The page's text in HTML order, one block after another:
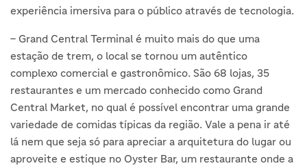
experiência imersiva para o público através de tecnologia.
– Grand Central Terminal é muito mais do que uma
estação de trem, o local se tornou um autêntico
complexo comercial e gastronômico. São 68 lojas, 35
restaurantes e um mercado conhecido como Grand
Central Market, no qual é possível encontrar uma grande
variedade de comidas típicas da região. Vale a pena ir até
lá nem que seja só para apreciar a arquitetura do lugar ou
aproveite e estique no Oyster Bar, um restaurante onde a